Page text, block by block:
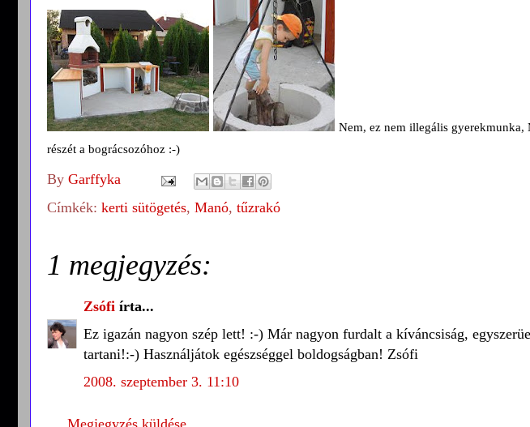
Nem, ez nem illegális gyerekmunka,
részét a bográcsozóhoz :-)
By Garffyka
Címkék: kerti sütögetés, Manó, tűzrakó
1 megjegyzés:
Zsófi írta...
Ez igazán nagyon szép lett! :-) Már nagyon furdalt a kíváncsiság,
tartani!:-) Használjátok egészséggel boldogságban! Zsófi
2008. szeptember 3. 11:10
Megjegyzés küldése